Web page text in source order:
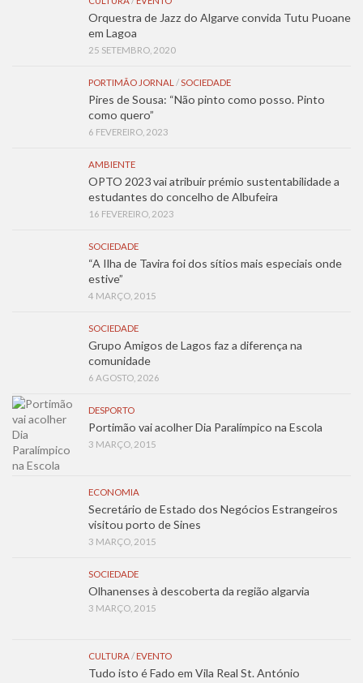
Orquestra de Jazz do Algarve convida Tutu Puoane
em Lagoa
25 SETEMBRO, 2020
PORTIMÃO JORNAL / SOCIEDADE
Pires de Sousa: “Não pinto como posso. Pinto
como quero”
6 FEVEREIRO, 2023
AMBIENTE
OPTO 2023 vai atribuir prémio sustentabilidade a
estudantes do concelho de Albufeira
16 FEVEREIRO, 2023
SOCIEDADE
“A Ilha de Tavira foi dos sítios mais especiais onde
estive”
4 MARÇO, 2015
SOCIEDADE
Grupo Amigos de Lagos faz a diferença na
comunidade
6 AGOSTO, 2026
DESPORTO
Portimão vai acolher Dia Paralímpico na Escola
3 MARÇO, 2015
ECONOMIA
Secretário de Estado dos Negócios Estrangeiros
visitou porto de Sines
3 MARÇO, 2015
SOCIEDADE
Olhanenses à descoberta da região algarvia
3 MARÇO, 2015
CULTURA / EVENTO
Tudo isto é Fado em Vila Real St. António